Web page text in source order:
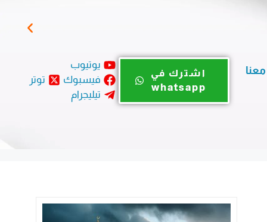
يوتيوب
فيسبوك
توتر
تيليجرام
اشترك في
whatsapp